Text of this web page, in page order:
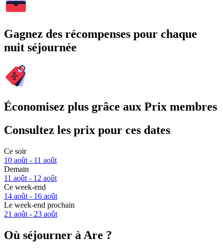
Gagnez des récompenses pour chaque
nuit séjournée
Économisez plus grâce aux Prix membres
Consultez les prix pour ces dates
Ce soir
10 août - 11 août
Demain
11 août - 12 août
Ce week-end
14 août - 16 août
Le week-end prochain
21 août - 23 août
Où séjourner à Are ?